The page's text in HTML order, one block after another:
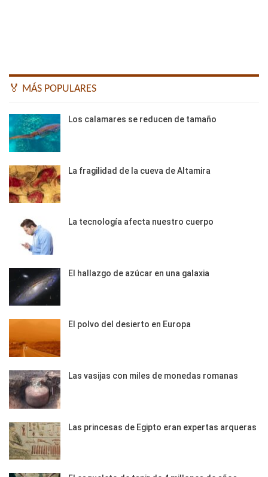
🏅 MÁS POPULARES
Los calamares se reducen de tamaño
La fragilidad de la cueva de Altamira
La tecnología afecta nuestro cuerpo
El hallazgo de azúcar en una galaxia
El polvo del desierto en Europa
Las vasijas con miles de monedas romanas
Las princesas de Egipto eran expertas arqueras